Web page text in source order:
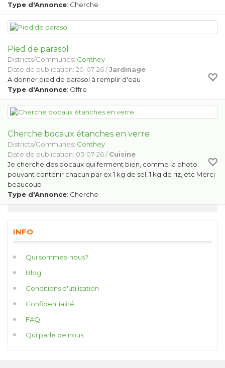
Type d'Annonce: Cherche
Pied de parasol
Districts/Communes: Conthey
Date de publication: 20-07-26 /Jardinage
A donner pied de parasol à remplir d'eau
Type d'Annonce: Offre
Cherche bocaux étanches en verre
Districts/Communes: Conthey
Date de publication: 05-07-26 /Cuisine
Je cherche des bocaux qui ferment bien, comme la photo;
pouvant contenir chacun par ex 1 kg de sel, 1 kg de riz, etc Merci
beaucoup
Type d'Annonce: Cherche
INFO
Qui sommes-nous?
Blog
Conditions d'utilisation
Confidentialité
FAQ
Qui parle de nous